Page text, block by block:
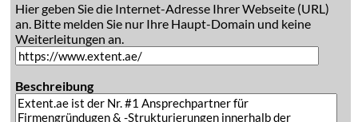
Hier geben Sie die Internet-Adresse Ihrer Webseite (URL)
an. Bitte melden Sie nur Ihre Haupt-Domain und keine
Weiterleitungen an.
Beschreibung